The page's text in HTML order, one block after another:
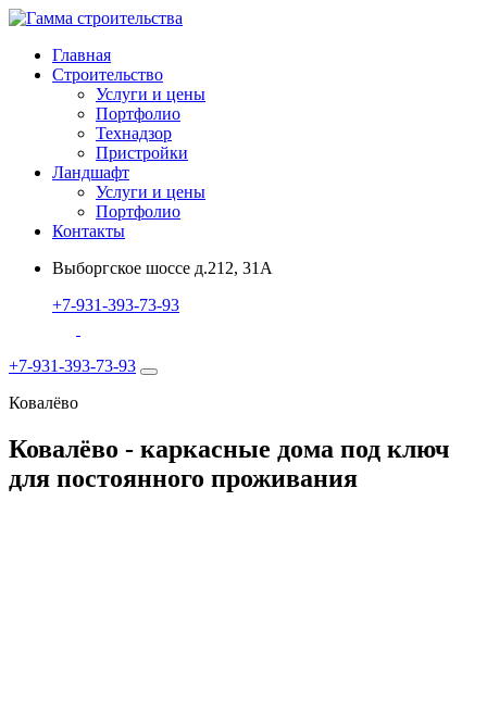
Главная
Строительство
Услуги и цены
Портфолио
Технадзор
Пристройки
Ландшафт
Услуги и цены
Портфолио
Контакты
Выборгское шоссе д.212, 31А
+7-931-393-73-93
+7-931-393-73-93
Ковалёво
Ковалёво - каркасные дома под ключ
для постоянного проживания